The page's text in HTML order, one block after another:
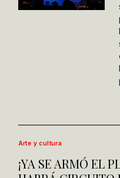
Arte y cultura
¡YA SE ARMÓ EL